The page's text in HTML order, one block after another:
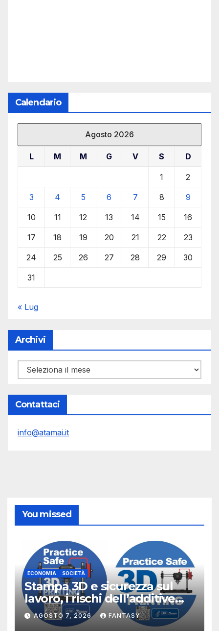
Calendario
Agosto 2026
L M M G V S D
1 2
3 4 5 6 7 8 9
10 11 12 13 14 15 16
17 18 19 20 21 22 23
24 25 26 27 28 29 30
31
« Lug
Archivi
Archivi
Contattaci
info@atamai.it
You missed
ECONOMIA SOCIETÀ
Stampa 3D e sicurezza sul
lavoro, i rischi dell’additive
manufacturing secondo
NIOSH
AGOSTO 7, 2026 FANTASY